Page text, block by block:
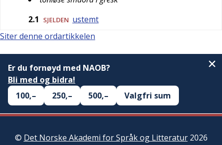
2.1
SJELDEN ustemt
Siter denne ordartikkelen
Er du fornøyd med NAOB?
Bli med og bidra!
100,–
250,– 500,– Valgfri sum
© Det Norske Akademi for Språk og Litteratur2026